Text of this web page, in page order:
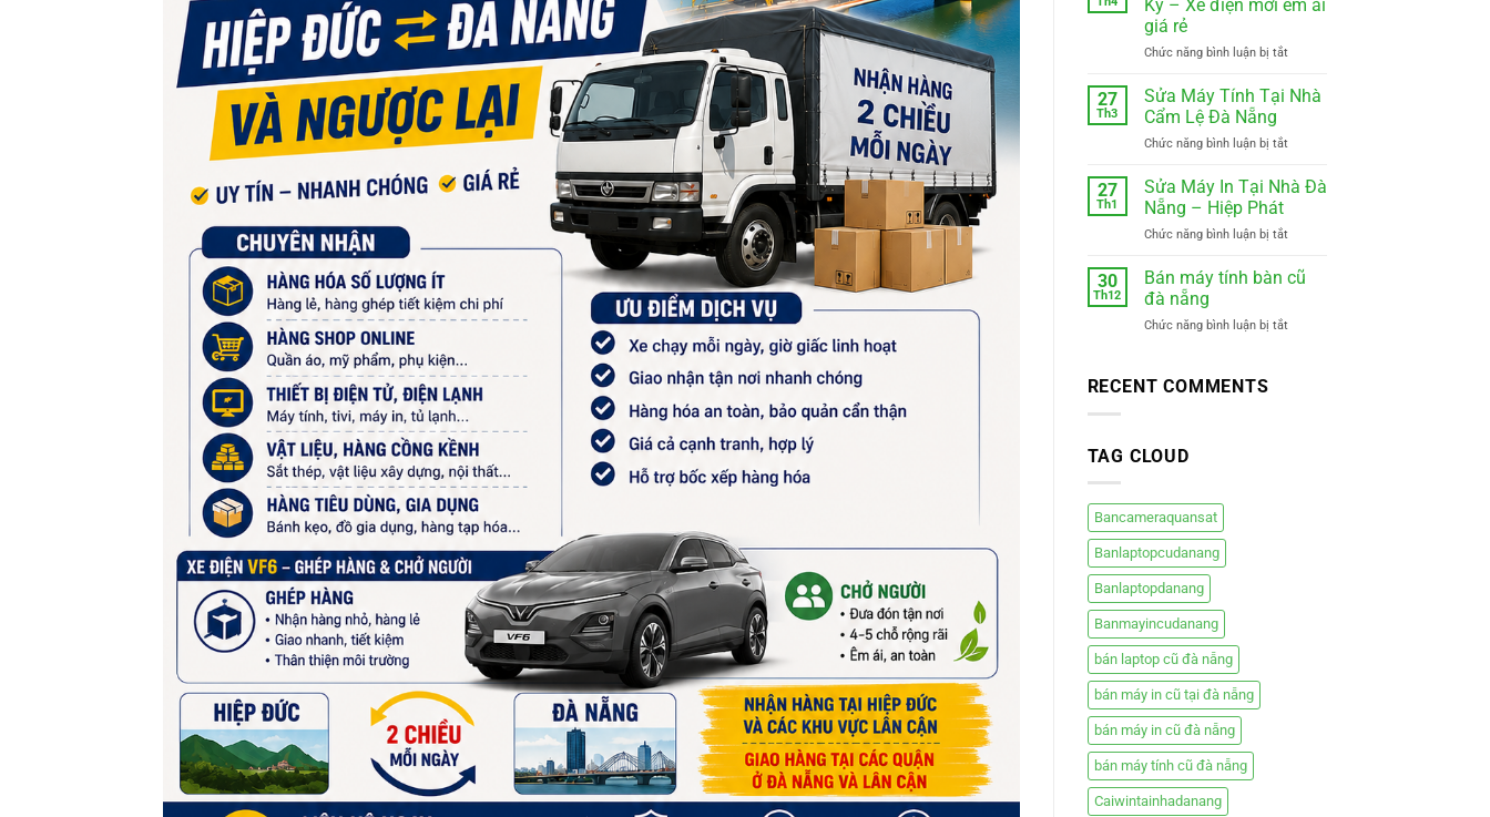
ghép
hiệp
đà
Kỳ – Xe điện mới êm ái
giá rẻ
Chức năng bình luận bị tắtở
Ghép
Tam
–
mới
ái
27
Th3
Sửa Máy Tính Tại Nhà
Cẩm Lệ Đà Nẵng
Chức năng bình luận bị tắtở
Máy
Nhà
Lệ
27
Th1
Sửa Máy In Tại Nhà Đà
Nẵng – Hiệp Phát
Chức năng bình luận bị tắtở
Máy
Nhà
30
Th12
Bán máy tính bàn cũ
đà nẵng
Chức năng bình luận bị tắtở
RECENT COMMENTS
TAG CLOUD
Bancameraquansat
Banlaptopcudanang
Banlaptopdanang
Banmayincudanang
bán laptop cũ đà nẵng
bán máy in cũ tại đà nẵng
bán máy in cũ đà nẵng
bán máy tính cũ đà nẵng
Caiwintainhadanang